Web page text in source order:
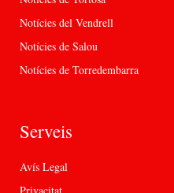
Notícies del Vendrell
Notícies de Salou
Notícies de Torredembarra
Serveis
Avís Legal